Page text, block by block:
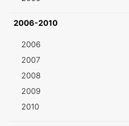
2006-2010
2006
2007
2008
2009
2010